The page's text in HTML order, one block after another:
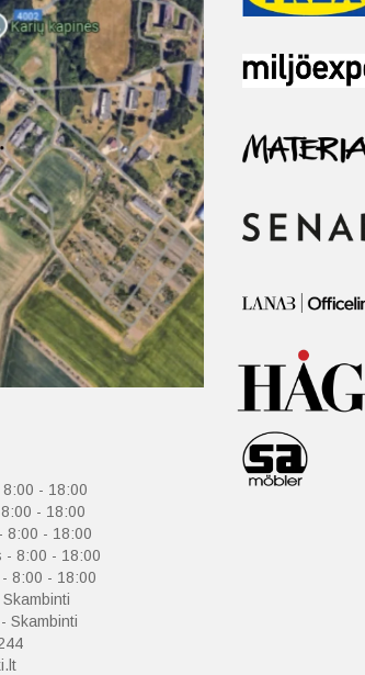
- 18:00
- 18:00
8:00 - 18:00
- 8:00 - 18:00
8:00 - 18:00
Skambinti